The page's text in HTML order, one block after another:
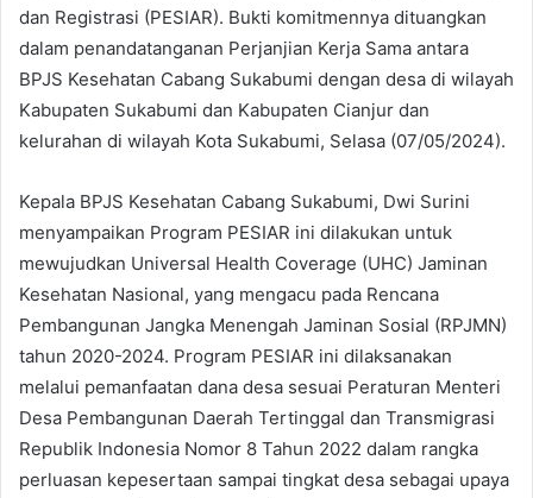
dan Registrasi (PESIAR). Bukti komitmennya dituangkan
dalam penandatanganan Perjanjian Kerja Sama antara
BPJS Kesehatan Cabang Sukabumi dengan desa di wilayah
Kabupaten Sukabumi dan Kabupaten Cianjur dan
kelurahan di wilayah Kota Sukabumi, Selasa (07/05/2024).
Kepala BPJS Kesehatan Cabang Sukabumi, Dwi Surini
menyampaikan Program PESIAR ini dilakukan untuk
mewujudkan Universal Health Coverage (UHC) Jaminan
Kesehatan Nasional, yang mengacu pada Rencana
Pembangunan Jangka Menengah Jaminan Sosial (RPJMN)
tahun 2020-2024. Program PESIAR ini dilaksanakan
melalui pemanfaatan dana desa sesuai Peraturan Menteri
Desa Pembangunan Daerah Tertinggal dan Transmigrasi
Republik Indonesia Nomor 8 Tahun 2022 dalam rangka
perluasan kepesertaan sampai tingkat desa sebagai upaya